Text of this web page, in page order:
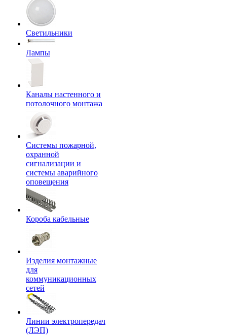
Светильники
Лампы
Каналы настенного и
потолочного монтажа
Системы пожарной,
охранной
сигнализации и
системы аварийного
оповещения
Короба кабельные
Изделия монтажные
для
коммуникационных
сетей
Линии электропередач
(ЛЭП)